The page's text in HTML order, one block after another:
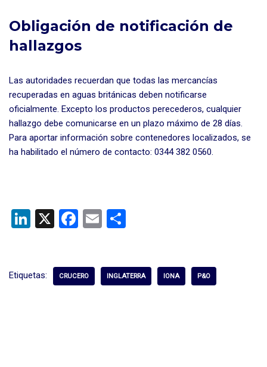
Obligación de notificación de
hallazgos
Las autoridades recuerdan que todas las mercancías
recuperadas en aguas británicas deben notificarse
oficialmente. Excepto los productos perecederos, cualquier
hallazgo debe comunicarse en un plazo máximo de 28 días.
Para aportar información sobre contenedores localizados, se
ha habilitado el número de contacto: 0344 382 0560.
Li
dI
X
F
b
E
p
Etiquetas: CRUCERO INGLATERRA IONA P&O